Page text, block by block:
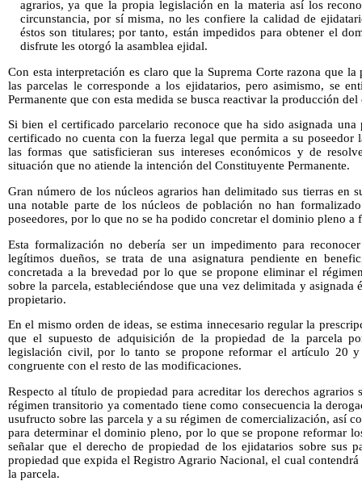
agrarios, ya que la propia legislación en la materia así los
circunstancia, por sí misma, no les confiere la calidad de
éstos son titulares; por tanto, están impedidos para obtener el
disfrute les otorgó la asamblea ejidal.
Con esta interpretación es claro que la Suprema Corte razona que
las parcelas le corresponde a los ejidatarios, pero asimismo, se
Permanente que con esta medida se busca reactivar la producción
Si bien el certificado parcelario reconoce que ha sido asignada
certificado no cuenta con la fuerza legal que permita a su poseedor
las formas que satisficieran sus intereses económicos y de
situación que no atiende la intención del Constituyente Permanente.
Gran número de los núcleos agrarios han delimitado sus tierras en
una notable parte de los núcleos de población no han
poseedores, por lo que no se ha podido concretar el dominio pleno a
Esta formalización no debería ser un impedimento para
legítimos dueños, se trata de una asignatura pendiente en
concretada a la brevedad por lo que se propone eliminar el
sobre la parcela, estableciéndose que una vez delimitada y asignada
propietario.
En el mismo orden de ideas, se estima innecesario regular la
que el supuesto de adquisición de la propiedad de la parcela
legislación civil, por lo tanto se propone reformar el artículo 20
congruente con el resto de las modificaciones.
Respecto al título de propiedad para acreditar los derechos agrarios
régimen transitorio ya comentado tiene como consecuencia la
usufructo sobre las parcela y a su régimen de comercialización, así
para determinar el dominio pleno, por lo que se propone reformar
señalar que el derecho de propiedad de los ejidatarios sobre sus
propiedad que expida el Registro Agrario Nacional, el cual
la parcela.